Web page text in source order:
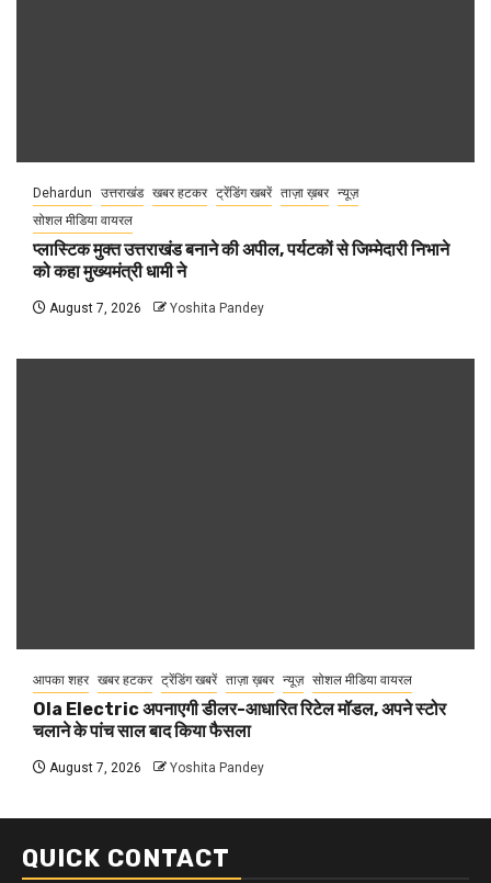
Dehardun उत्तराखंड खबर हटकर ट्रेंडिंग खबरें ताज़ा ख़बर न्यूज़
सोशल मीडिया वायरल
प्लास्टिक मुक्त उत्तराखंड बनाने की अपील, पर्यटकों से जिम्मेदारी निभाने
को कहा मुख्यमंत्री धामी ने
August 7, 2026 Yoshita Pandey
आपका शहर खबर हटकर ट्रेंडिंग खबरें ताज़ा ख़बर न्यूज़ सोशल मीडिया वायरल
Ola Electric अपनाएगी डीलर-आधारित रिटेल मॉडल, अपने स्टोर
चलाने के पांच साल बाद किया फैसला
August 7, 2026 Yoshita Pandey
QUICK CONTACT